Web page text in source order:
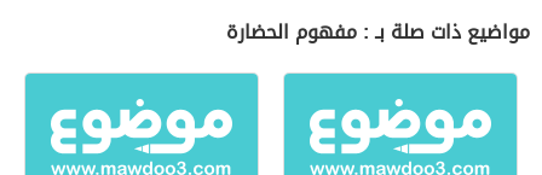
مواضيع ذات صلة بـ : مفهوم الحضارة